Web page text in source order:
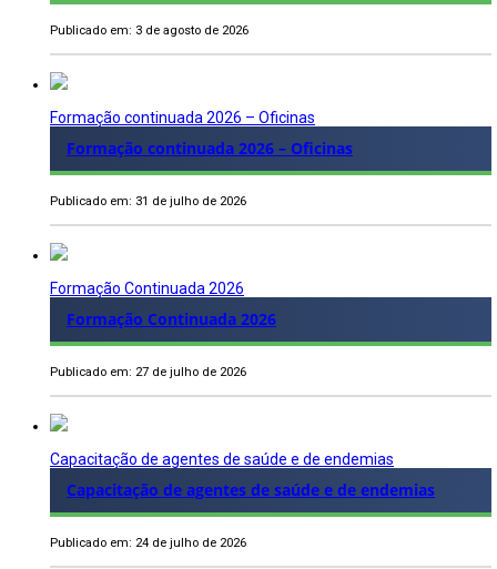
Publicado em: 3 de agosto de 2026
Formação continuada 2026 – Oficinas
Formação continuada 2026 – Oficinas
Publicado em: 31 de julho de 2026
Formação Continuada 2026
Formação Continuada 2026
Publicado em: 27 de julho de 2026
Capacitação de agentes de saúde e de endemias
Capacitação de agentes de saúde e de endemias
Publicado em: 24 de julho de 2026